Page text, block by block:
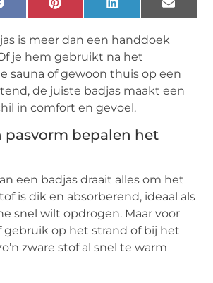
FacebookPinterest LinkedIn Email
is meer dan een handdoek
je hem gebruikt na het
sauna of gewoon thuis op een
de juiste badjas maakt een
in comfort en gevoel.
pasvorm bepalen het
een badjas draait alles om het
is dik en absorberend, ideaal als
snel wilt opdrogen. Maar voor
gebruik op het strand of bij het
zware stof al snel te warm